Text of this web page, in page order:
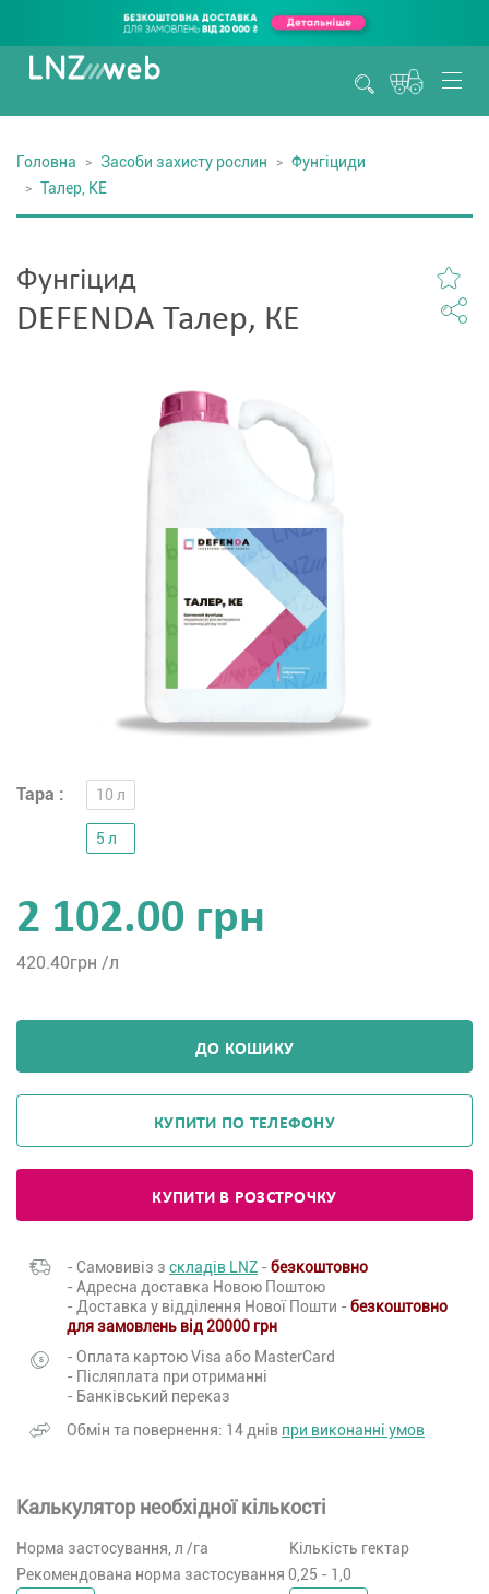
Головна Засоби захисту рослин
Фунгіциди
Талер, КЕ
Фунгіцид
DEFENDA Талер, КЕ
Тара : 10 л
5 л
2 102.00 грн
420.40грн /л
ДО КОШИКУ
КУПИТИ ПО ТЕЛЕФОНУ
КУПИТИ В РОЗСТРОЧКУ
- Самовивіз з складів LNZ - безкоштовно
- Адресна доставка Новою Поштою
- Доставка у відділення Нової Пошти - безкоштовно
для замовлень від 20000 грн
- Оплата картою Visa або MasterCard
- Післяплата при отриманні
- Банківський переказ
Обмін та повернення: 14 днів при виконанні умов
Калькулятор необхідної кількості
Норма застосування, л /га
Кількість гектар
Рекомендована норма застосування 0,25 - 1,0